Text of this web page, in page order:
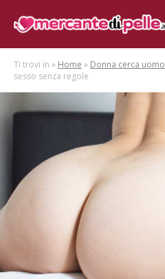
Ti trovi in » Home » Donna cerca uomo
sesso senza regole